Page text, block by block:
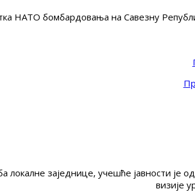
НАТО бомбардовања на Савезну
локалне заједнице, учешће јавности је
визије